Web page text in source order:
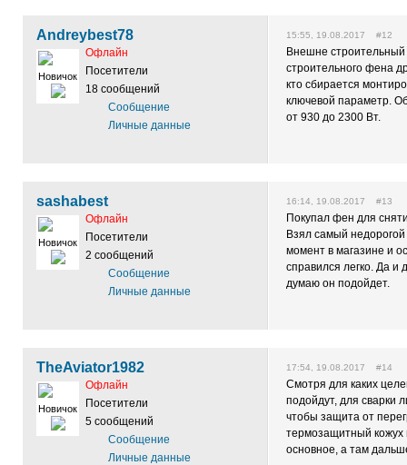
Andreybest78
Новичок
Офлайн
Посетители
18 сообщений
Сообщение
Личные данные
15:55, 19.08.2017 #12
Внешне
строительного фена
кто сбирается
ключевой параметр.
от 930 до 2300 Вт.
sashabest
Новичок
Офлайн
Посетители
2 сообщений
Сообщение
Личные данные
16:14, 19.08.2017 #13
Покупал фен для
Взял самый
момент в магазине и
справился легко. Да и
думаю он подойдет.
TheAviator1982
Новичок
Офлайн
Посетители
5 сообщений
Сообщение
Личные данные
17:54, 19.08.2017 #14
Смотря для каких
подойдут, для сварки
чтобы защита от
термозащитный кожух
основное, а там